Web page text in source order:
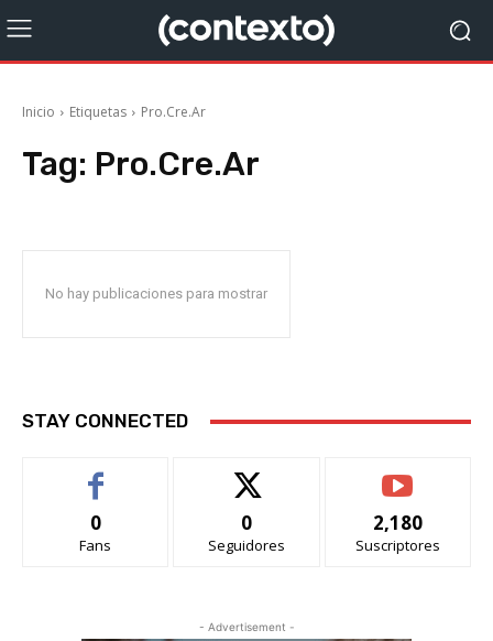
Inicio Etiquetas Pro.Cre.Ar
Tag: Pro.Cre.Ar
No hay publicaciones para mostrar
STAY CONNECTED
0
Fans
0
Seguidores
2,180
Suscriptores
- Advertisement -